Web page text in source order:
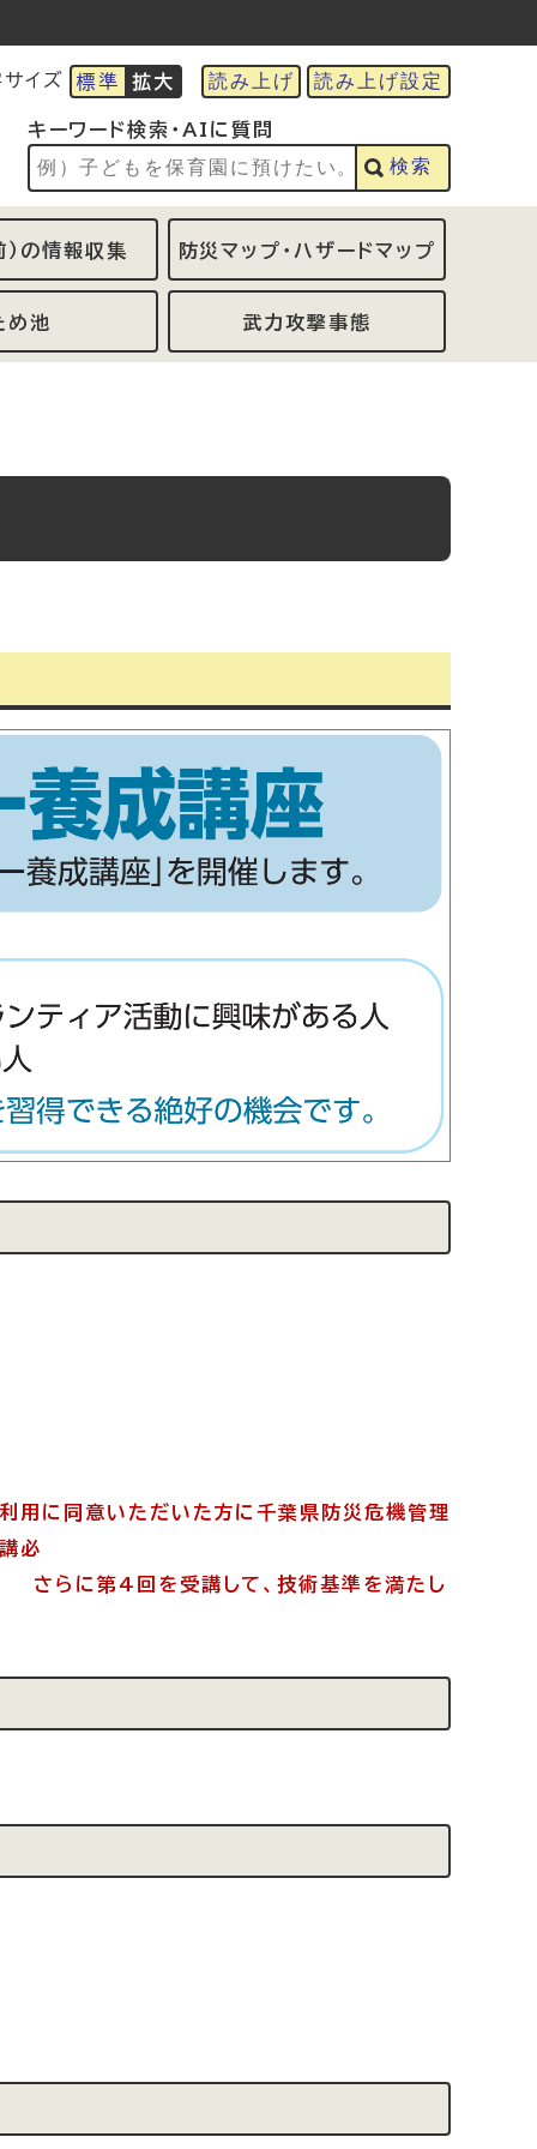
イズ 標準 拡大 読み上げ 読み上げ設定
キーワード検索・AIに質問
検索
）の情報収集 防災マップ・ハザードマップ
め池 武力攻撃事態
用に同意いただいた方に千葉県防災危機管理
必
さらに第4回を受講して、技術基準を満たし